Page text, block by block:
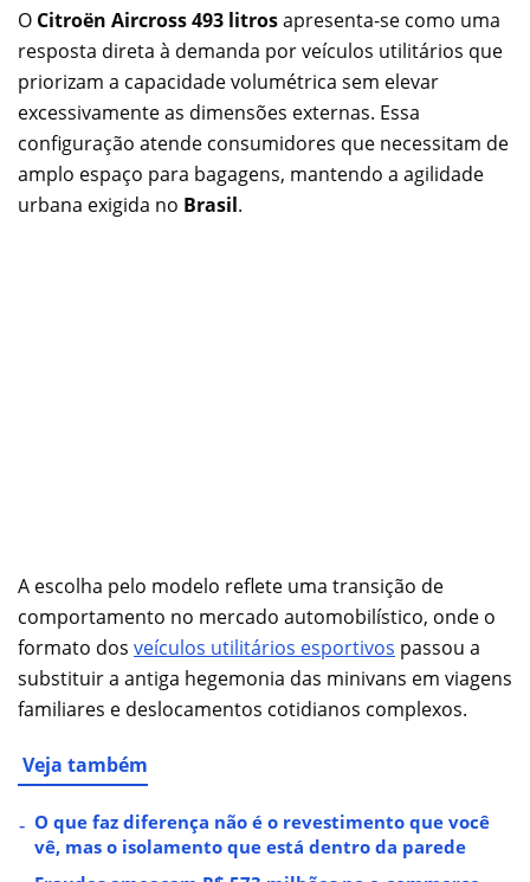
O Citroën Aircross 493 litrosapresenta-se como uma
resposta direta à demanda por veículos utilitários que
priorizam a capacidade volumétrica sem elevar
excessivamente as dimensões externas. Essa
configuração atende consumidores que necessitam de
amplo espaço para bagagens, mantendo a agilidade
urbana exigida no Brasil.
A escolha pelo modelo reflete uma transição de
comportamento no mercado automobilístico, onde o
formato dos veículos utilitários esportivos passou a
substituir a antiga hegemonia das minivans em viagens
familiares e deslocamentos cotidianos complexos.
Veja também
O que faz diferença não é o revestimento que você
vê, mas o isolamento que está dentro da parede